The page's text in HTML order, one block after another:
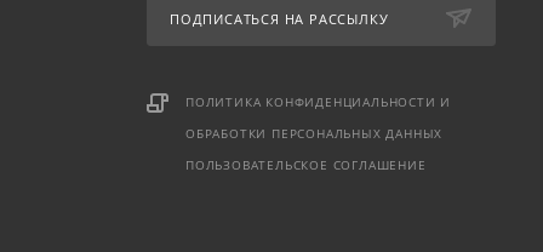
ПОДПИСАТЬСЯ НА РАССЫЛКУ
ПОЛИТИКА КОНФИДЕНЦИАЛЬНОСТИ И
ОБРАБОТКИ ПЕРСОНАЛЬНЫХ ДАННЫХ
ПОЛЬЗОВАТЕЛЬСКОЕ СОГЛАШЕНИЕ